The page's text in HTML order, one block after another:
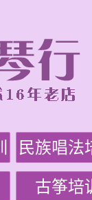
民族唱法
古筝培